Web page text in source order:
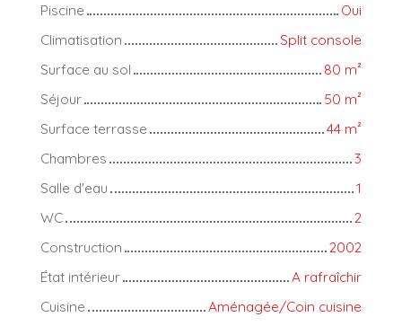
Piscine
Oui
Climatisation
Split console
Surface au sol
80 m²
Séjour
50 m²
Surface terrasse
44 m²
Chambres
3
Salle d'eau
1
WC
2
Construction
2002
État intérieur
A rafraîchir
Cuisine
Aménagée/Coin cuisine